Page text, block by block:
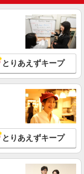
経験・ブランクOKの
＜日払い有/週払い有/交
)＞
詳細を見る
業ナシ！お迎えに間に
＜日払い有/週払い有/交
)＞
とりあえずキープ
とりあえずキープ